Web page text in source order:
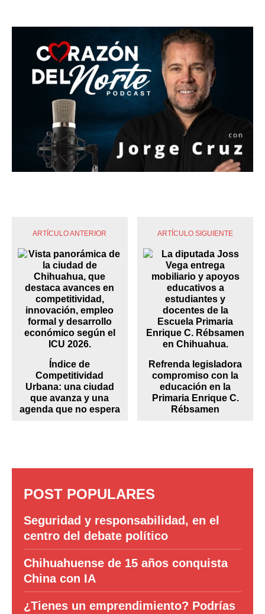
ARTÍCULO ANTERIOR
Índice de
Competitividad
Urbana: una ciudad
que avanza y una
agenda que no espera
ARTÍCULO SIGUIENTE
Refrenda legisladora
compromiso con la
educación en la
Primaria Enrique C.
Rébsamen
POST POPULARES
Seguridad y responsabilidad, en el
centro del debate político
Chihuahuense de 15 años conquista
China con IA
¿Tienes un emprendimiento? Podrías